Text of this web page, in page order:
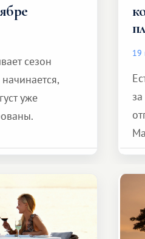
сезон
уже
19